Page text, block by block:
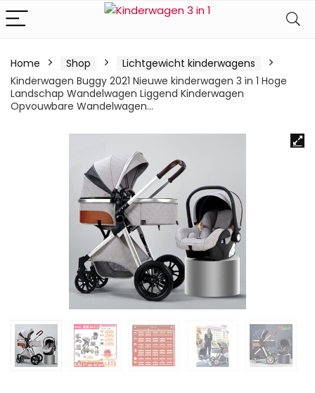
Home Shop
Lichtgewicht kinderwagens
Kinderwagen Buggy 2021 Nieuwe kinderwagen 3 in 1 Hoge
Landschap Wandelwagen Liggend Kinderwagen
Opvouwbare Wandelwagen…